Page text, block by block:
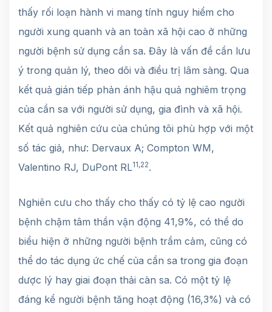
thấy rối loạn hành vi mang tính nguy hiểm cho
người xung quanh và an toàn xã hội cao ở những
người bệnh sử dụng cần sa. Đây là vấn đề cần lưu
ý trong quản lý, theo dõi và điều trị lâm sàng. Qua
kết quả gián tiếp phản ánh hậu quả nghiêm trọng
của cần sa với người sử dụng, gia đình và xã hội.
Kết quả nghiên cứu của chúng tôi phù hợp với một
số tác giả, như: Dervaux A; Compton WM,
Valentino RJ, DuPont RL11,22.
Nghiên cưu cho thấy cho thấy có tỷ lệ cao người
bệnh chậm tâm thần vận động 41,9%, có thể do
biểu hiện ở những người bệnh trầm cảm, cũng có
thể do tác dụng ức chế của cần sa trong gia đoạn
dược lý hay giai đoạn thải càn sa. Có một tỷ lệ
đáng kể người bệnh tăng hoạt động (16,3%) và có